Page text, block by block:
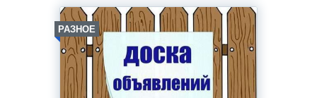
РАЗНОЕ